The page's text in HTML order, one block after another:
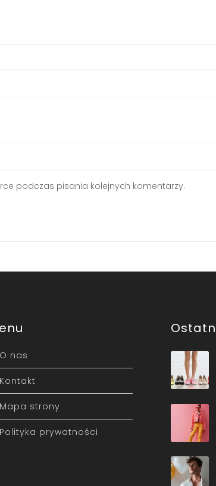
podczas pisania kolejnych komentarzy.
O nas
Kontakt
Mapa strony
Polityka prywatności